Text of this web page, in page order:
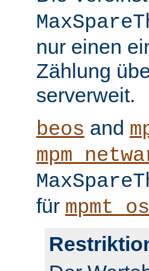
nur einen
Zählung
serverweit.
beos and
für